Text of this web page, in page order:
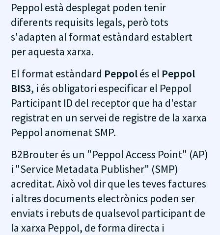
Peppol està desplegat poden tenir
diferents requisits legals, però tots
s'adapten al format estàndard establert
per aquesta xarxa.
El format estàndard Peppolés el Peppol
BIS3, i és obligatori especificar el Peppol
Participant ID del receptor que ha d'estar
registrat en un servei de registre de la xarxa
Peppol anomenat SMP.
B2Brouter és un "Peppol Access Point" (AP)
i "Service Metadata Publisher" (SMP)
acreditat. Això vol dir que les teves factures
i altres documents electrònics poden ser
enviats i rebuts de qualsevol participant de
la xarxa Peppol, de forma directa i